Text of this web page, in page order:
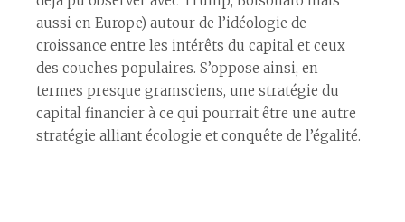
aussi en Europe) autour de l’idéologie de
croissance entre les intérêts du capital et ceux
des couches populaires. S’oppose ainsi, en
termes presque gramsciens, une stratégie du
capital financier à ce qui pourrait être une autre
stratégie alliant écologie et conquête de l’égalité.